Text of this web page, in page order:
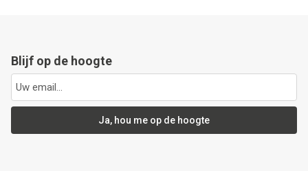
Blijf op de hoogte
Ja, hou me op de hoogte